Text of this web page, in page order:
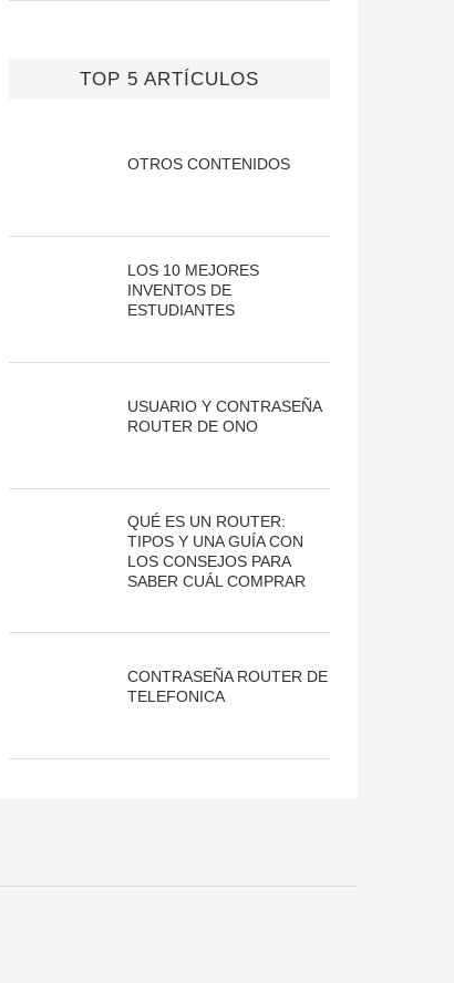
TOP 5 ARTÍCULOS
OTROS CONTENIDOS
LOS 10 MEJORES
INVENTOS DE
ESTUDIANTES
USUARIO Y CONTRASEÑA
ROUTER DE ONO
QUÉ ES UN ROUTER:
TIPOS Y UNA GUÍA CON
LOS CONSEJOS PARA
SABER CUÁL COMPRAR
CONTRASEÑA ROUTER DE
TELEFONICA